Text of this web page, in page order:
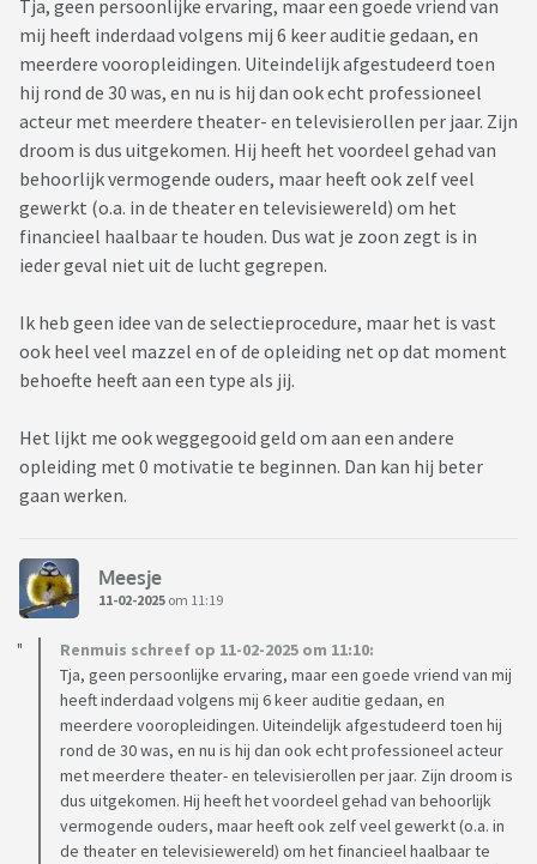
Tja, geen persoonlijke ervaring, maar een goede vriend van
mij heeft inderdaad volgens mij 6 keer auditie gedaan, en
meerdere vooropleidingen. Uiteindelijk afgestudeerd toen
hij rond de 30 was, en nu is hij dan ook echt professioneel
acteur met meerdere theater- en televisierollen per jaar. Zijn
droom is dus uitgekomen. Hij heeft het voordeel gehad van
behoorlijk vermogende ouders, maar heeft ook zelf veel
gewerkt (o.a. in de theater en televisiewereld) om het
financieel haalbaar te houden. Dus wat je zoon zegt is in
ieder geval niet uit de lucht gegrepen.
Ik heb geen idee van de selectieprocedure, maar het is vast
ook heel veel mazzel en of de opleiding net op dat moment
behoefte heeft aan een type als jij.
Het lijkt me ook weggegooid geld om aan een andere
opleiding met 0 motivatie te beginnen. Dan kan hij beter
gaan werken.
Meesje
11-02-2025 om 11:19
Renmuis schreef op 11-02-2025 om 11:10:
Tja, geen persoonlijke ervaring, maar een goede vriend van mij
heeft inderdaad volgens mij 6 keer auditie gedaan, en
meerdere vooropleidingen. Uiteindelijk afgestudeerd toen hij
rond de 30 was, en nu is hij dan ook echt professioneel acteur
met meerdere theater- en televisierollen per jaar. Zijn droom is
dus uitgekomen. Hij heeft het voordeel gehad van behoorlijk
vermogende ouders, maar heeft ook zelf veel gewerkt (o.a. in
de theater en televisiewereld) om het financieel haalbaar te